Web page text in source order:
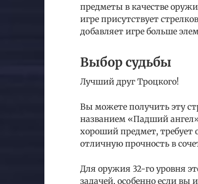
предметы в качестве
игре присутствует
добавляет игре больше
Выбор судьбы
Лучший друг Троцкого!
Вы можете получить эту
названием «Падший
хороший предмет, требует
отличную прочность в
Для оружия 32-го уровня
задачей, особенно если вы